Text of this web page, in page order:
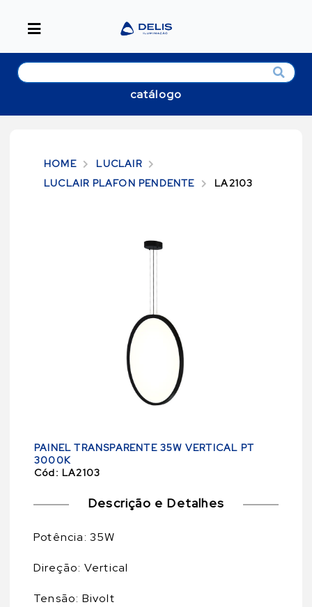
catálogo
HOME
LUCLAIR
LUCLAIR PLAFON PENDENTE
LA2103
PAINEL TRANSPARENTE 35W VERTICAL PT
3000K
Cód: LA2103
Descrição e Detalhes
Potência: 35W
Direção: Vertical
Tensão: Bivolt